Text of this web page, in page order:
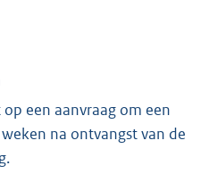
een aanvraag om een
na ontvangst van de